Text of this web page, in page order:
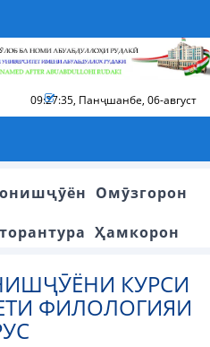
09:27:35, Панҷшанбе, 06-август
Омӯзгорон
Ҳамкорон
КУРСИ
ФИЛОЛОГИЯИ